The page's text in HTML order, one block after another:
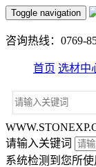
Toggle navigation
咨询热线：0769-
首页 选材中
请输入关键词
系统检测到您所